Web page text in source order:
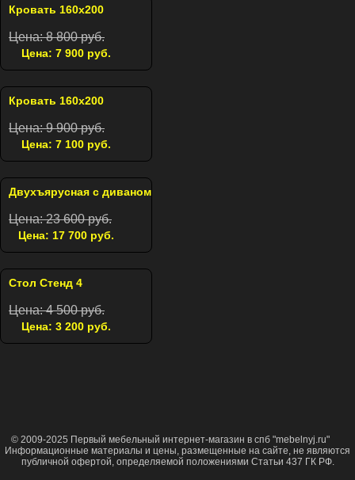
Кровать 160х200
Цена: 8 800 руб.
Цена: 7 900 руб.
Кровать 160х200
Цена: 9 900 руб.
Цена: 7 100 руб.
Двухъярусная с диваном
Цена: 23 600 руб.
Цена: 17 700 руб.
Стол Стенд 4
Цена: 4 500 руб.
Цена: 3 200 руб.
© 2009-2025 Первый мебельный интернет-магазин в спб "mebelnyj.ru"
Информационные материалы и цены, размещенные на сайте, не являются
публичной офертой, определяемой положениями Статьи 437 ГК РФ.